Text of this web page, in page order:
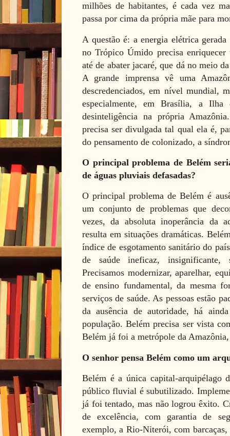
milhões de habitantes, é cada vez
passa por cima da própria mãe para
A questão é: a energia elétrica
no Trópico Úmido precisa
até de abater jacaré, que dá no meio
A grande imprensa vê uma
descredenciados, em nível mundial,
especialmente, em Brasília, a Ilha
desinteligência na própria
precisa ser divulgada tal qual ela é,
do pensamento de colonizado, a
O principal problema de Belém
de águas pluviais defasadas?
O principal problema de Belém é
um conjunto de problemas que
vezes, da absoluta inoperância da
resulta em situações dramáticas.
índice de esgotamento sanitário do
de saúde ineficaz, insignificante,
Precisamos modernizar, aparelhar,
de ensino fundamental, da mesma
serviços de saúde. As pessoas estão
da ausência de autoridade, há
população. Belém precisa ser vista
Belém já foi a metrópole da
O senhor pensa Belém como um
Belém é a única capital-arquipélago
público fluvial é subutilizado.
já foi tentado, mas não logrou êxito.
de excelência, com garantia de
exemplo, a Rio-Niterói, com barcaças,